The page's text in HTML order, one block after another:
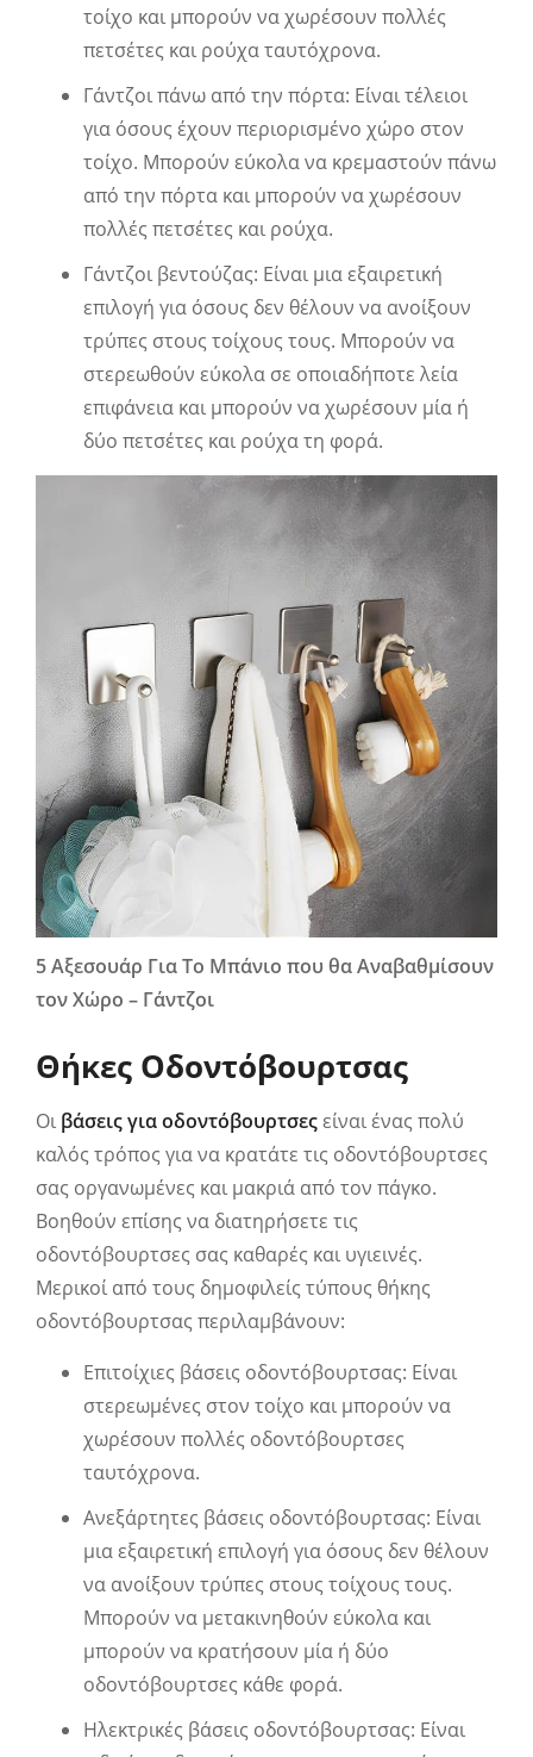
τοίχο και μπορούν να χωρέσουν πολλές
πετσέτες και ρούχα ταυτόχρονα.
Γάντζοι πάνω από την πόρτα: Είναι τέλειοι
για όσους έχουν περιορισμένο χώρο στον
τοίχο. Μπορούν εύκολα να κρεμαστούν πάνω
από την πόρτα και μπορούν να χωρέσουν
πολλές πετσέτες και ρούχα.
Γάντζοι βεντούζας: Είναι μια εξαιρετική
επιλογή για όσους δεν θέλουν να ανοίξουν
τρύπες στους τοίχους τους. Μπορούν να
στερεωθούν εύκολα σε οποιαδήποτε λεία
επιφάνεια και μπορούν να χωρέσουν μία ή
δύο πετσέτες και ρούχα τη φορά.
5 Αξεσουάρ Για Το Μπάνιο που θα Αναβαθμίσουν
τον Χώρο – Γάντζοι
Θήκες Οδοντόβουρτσας
Οι βάσεις για οδοντόβουρτσεςείναι ένας πολύ
καλός τρόπος για να κρατάτε τις οδοντόβουρτσες
σας οργανωμένες και μακριά από τον πάγκο.
Βοηθούν επίσης να διατηρήσετε τις
οδοντόβουρτσες σας καθαρές και υγιεινές.
Μερικοί από τους δημοφιλείς τύπους θήκης
οδοντόβουρτσας περιλαμβάνουν:
Επιτοίχιες βάσεις οδοντόβουρτσας: Είναι
στερεωμένες στον τοίχο και μπορούν να
χωρέσουν πολλές οδοντόβουρτσες
ταυτόχρονα.
Ανεξάρτητες βάσεις οδοντόβουρτσας: Είναι
μια εξαιρετική επιλογή για όσους δεν θέλουν
να ανοίξουν τρύπες στους τοίχους τους.
Μπορούν να μετακινηθούν εύκολα και
μπορούν να κρατήσουν μία ή δύο
οδοντόβουρτσες κάθε φορά.
Ηλεκτρικές βάσεις οδοντόβουρτσας: Είναι